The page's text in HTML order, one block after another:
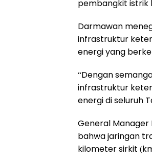
pembangkit istrik
Darmawan
infrastruktur
energi yang
“Dengan
infrastruktur
energi di seluruh
General Manager
bahwa jaringan
kilometer sirkit